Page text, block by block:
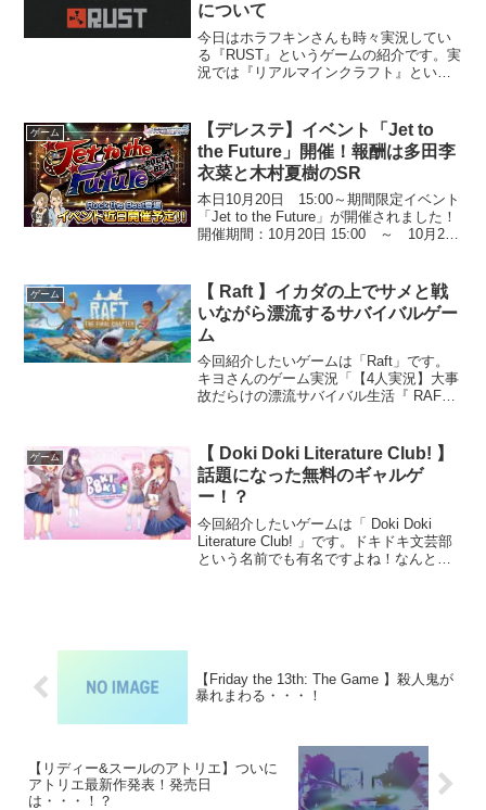
について
今日はホラフキンさんも時々実況してい
る『RUST』というゲームの紹介です。実
況では『リアルマインクラフト』という
ね。まずダウンロードは下記のリンクか
らRUSTダウンロー...
ゲーム
【デレステ】イベント「Jet to
the Future」開催！報酬は多田李
衣菜と木村夏樹のSR
本日10月20日 15:00～期間限定イベント
「Jet to the Future」が開催されました！
開催期間：10月20日 15:00 ～ 10月27
ゲーム
【 Raft 】イカダの上でサメと戦
いながら漂流するサバイバルゲー
ム
今回紹介したいゲームは「Raft」です。
キヨさんのゲーム実況「【4人実況】大事
故だらけの漂流サバイバル生活『 RAFT
のか今、あなたはひどい飛行機墜落事故
で生き残り、...
ゲーム
【 Doki Doki Literature Club! 】
話題になった無料のギャルゲ
ー！？
今回紹介したいゲームは「 Doki Doki
Literature Club! 」です。ドキドキ文芸部
という名前でも有名ですよね！なんとこ
【Friday the 13th: The Game 】殺人鬼が
暴れまわる・・・！
【リディー&スールのアトリエ】ついに
アトリエ最新作発表！発売日
は・・・！？